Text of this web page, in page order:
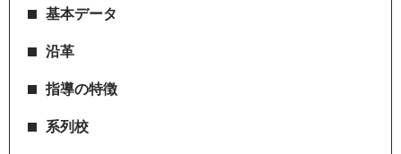
基本データ
沿革
指導の特徴
系列校